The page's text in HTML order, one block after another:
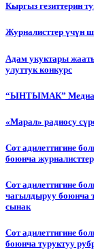
Кыргыз гезиттерин
Журналисттер үчүн
Адам укуктары
улуттук конкурс
“ЫНТЫМАК” Медиа
«Марал» радиосу
Сот адилеттигине
боюнча
Сот адилеттигине
чагылдыруу боюнча
сынак
Сот адилеттигине
боюнча туруктуу